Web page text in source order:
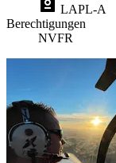
LAPL-A
Berechtigungen
NVFR